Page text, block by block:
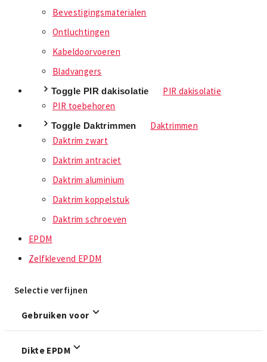
Bevestigingsmaterialen
Ontluchtingen
Kabeldoorvoeren
Bladvangers
Toggle PIR dakisolatie
PIR dakisolatie
PIR toebehoren
Toggle Daktrimmen
Daktrimmen
Daktrim zwart
Daktrim antraciet
Daktrim aluminium
Daktrim koppelstuk
Daktrim schroeven
EPDM
Zelfklevend EPDM
Selectie verfijnen
Gebruiken voor
Dikte EPDM